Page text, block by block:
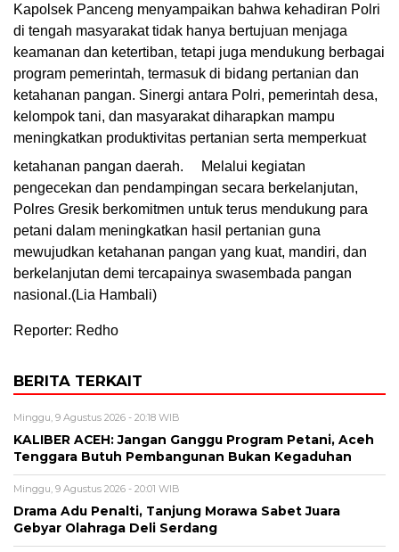
Kapolsek Panceng menyampaikan bahwa kehadiran Polri
di tengah masyarakat tidak hanya bertujuan menjaga
keamanan dan ketertiban, tetapi juga mendukung berbagai
program pemerintah, termasuk di bidang pertanian dan
ketahanan pangan. Sinergi antara Polri, pemerintah desa,
kelompok tani, dan masyarakat diharapkan mampu
meningkatkan produktivitas pertanian serta memperkuat
ketahanan pangan daerah.
Melalui kegiatan
pengecekan dan pendampingan secara berkelanjutan,
Polres Gresik berkomitmen untuk terus mendukung para
petani dalam meningkatkan hasil pertanian guna
mewujudkan ketahanan pangan yang kuat, mandiri, dan
berkelanjutan demi tercapainya swasembada pangan
nasional.(Lia Hambali)
Reporter: Redho
BERITA TERKAIT
Minggu, 9 Agustus 2026 - 20:18 WIB
KALIBER ACEH: Jangan Ganggu Program Petani, Aceh
Tenggara Butuh Pembangunan Bukan Kegaduhan
Minggu, 9 Agustus 2026 - 20:01 WIB
Drama Adu Penalti, Tanjung Morawa Sabet Juara
Gebyar Olahraga Deli Serdang